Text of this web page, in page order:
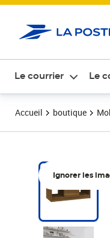
Le courrier Le
Accueil boutique
Ignorer les